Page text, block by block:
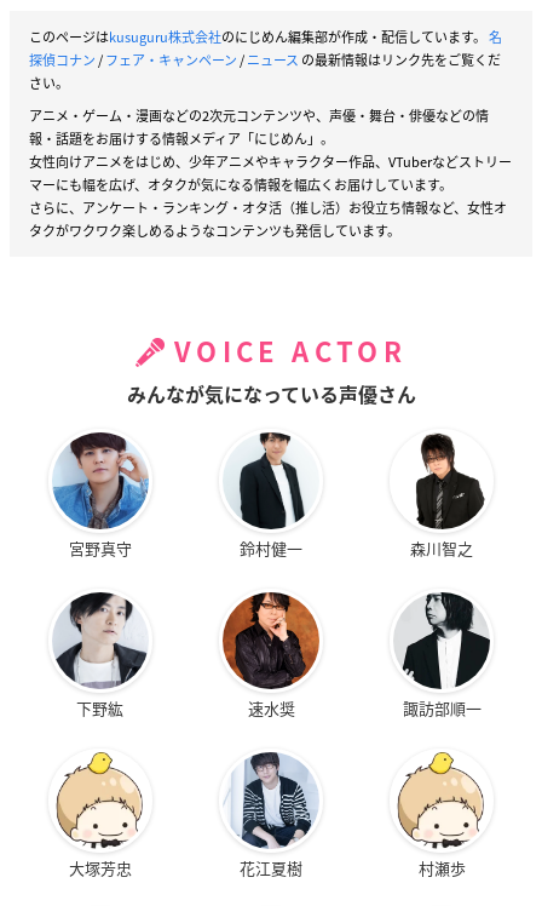
このページはkusuguru株式会社のにじめん編集部が作成・配信しています。 名
探偵コナン/フェア・キャンペーン/ニュース の最新情報はリンク先をご覧くだ
さい。
アニメ・ゲーム・漫画などの2次元コンテンツや、声優・舞台・俳優などの情
報・話題をお届けする情報メディア「にじめん」。
女性向けアニメをはじめ、少年アニメやキャラクター作品、VTuberなどストリー
マーにも幅を広げ、オタクが気になる情報を幅広くお届けしています。
さらに、アンケート・ランキング・オタ活（推し活）お役立ち情報など、女性オ
タクがワクワク楽しめるようなコンテンツも発信しています。
VOICE ACTOR
みんなが気になっている声優さん
宮野真守 鈴村健一 森川智之
下野紘 速水奨 諏訪部順一
大塚芳忠 花江夏樹 村瀬歩